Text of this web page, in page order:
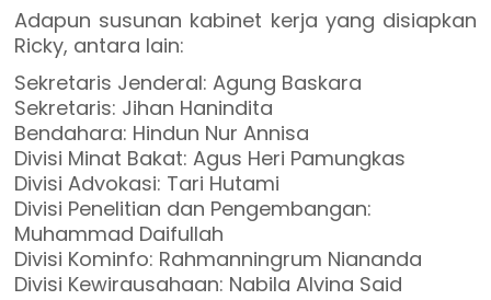
Adapun susunan kabinet kerja yang disiapkan
Ricky, antara lain:
Sekretaris Jenderal: Agung Baskara
Sekretaris: Jihan Hanindita
Bendahara: Hindun Nur Annisa
Divisi Minat Bakat: Agus Heri Pamungkas
Divisi Advokasi: Tari Hutami
Divisi Penelitian dan Pengembangan:
Muhammad Daifullah
Divisi Kominfo: Rahmanningrum Niananda
Divisi Kewirausahaan: Nabila Alvina Said